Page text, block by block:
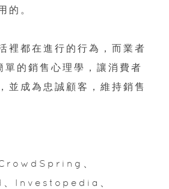
的。
裡都在進行的行為，而業者
單的銷售心理學，讓消費者
並成為忠誠顧客，維持銷售
CrowdSpring、
Investopedia、